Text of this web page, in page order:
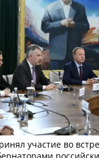
участие во